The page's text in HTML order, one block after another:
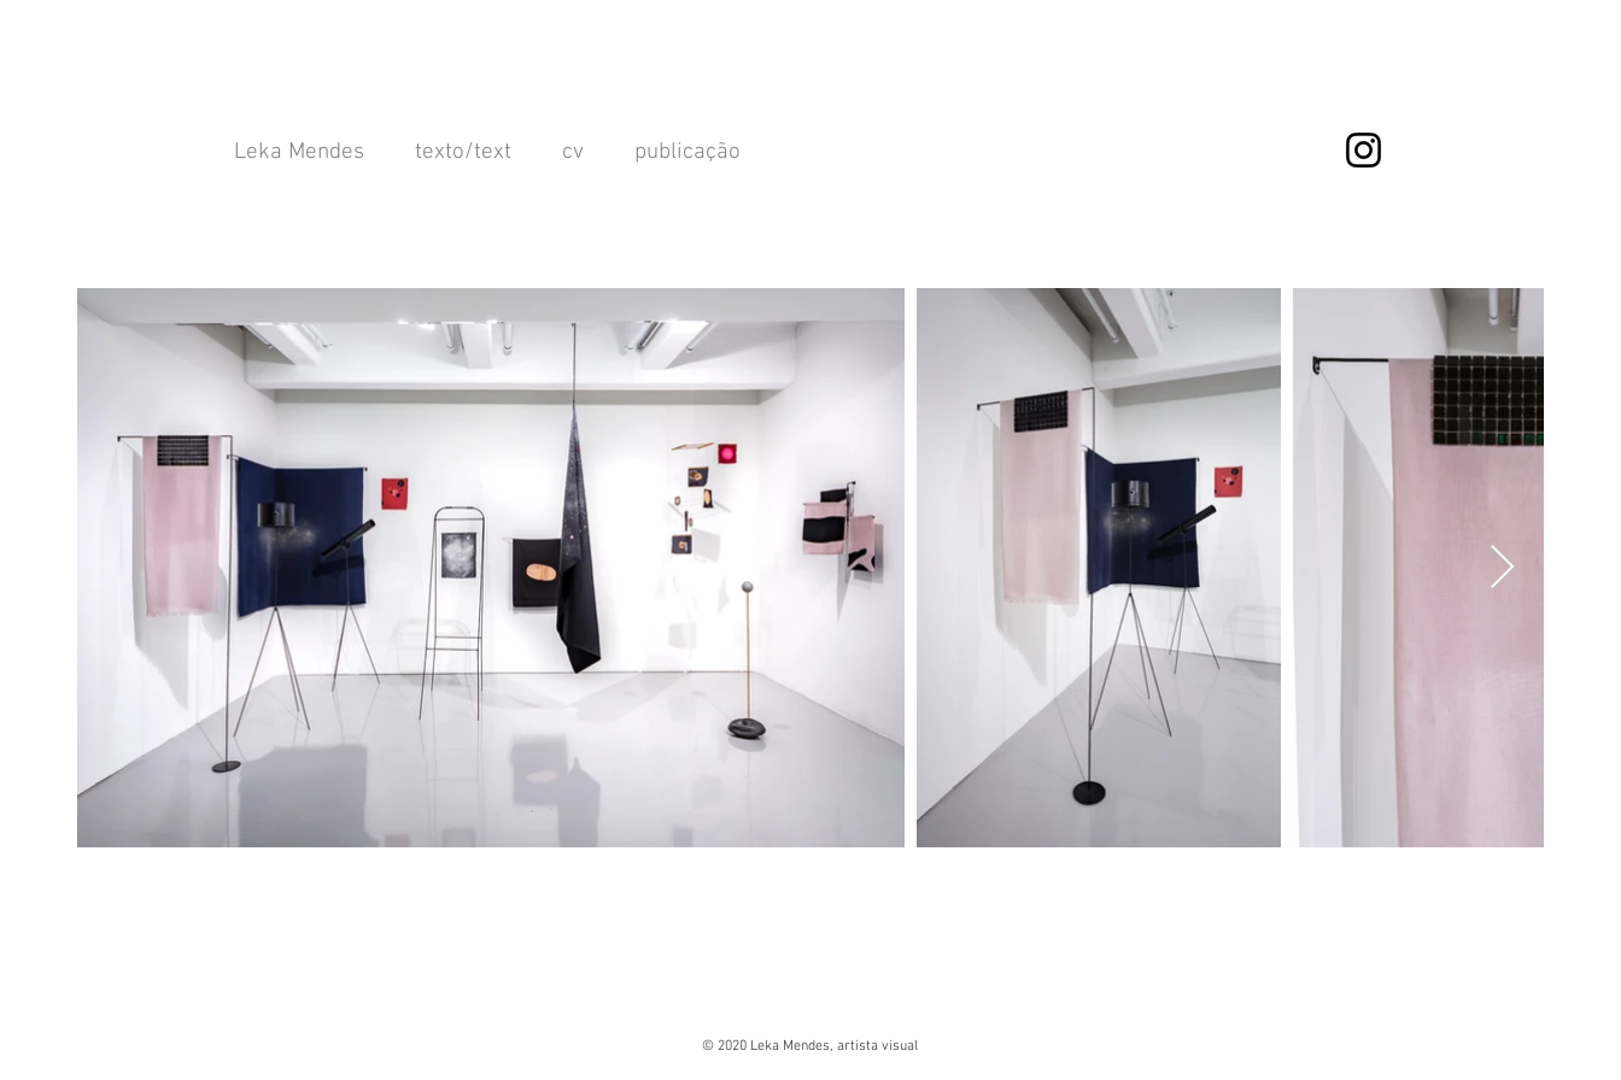
Leka Mendes texto/text cv publicação
© 2020 Leka Mendes, artista visual